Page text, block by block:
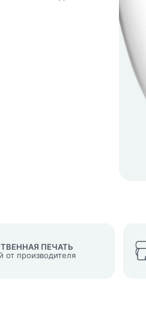
ПЕЧАТЬ
от производителя
заявку", я даю согласие на